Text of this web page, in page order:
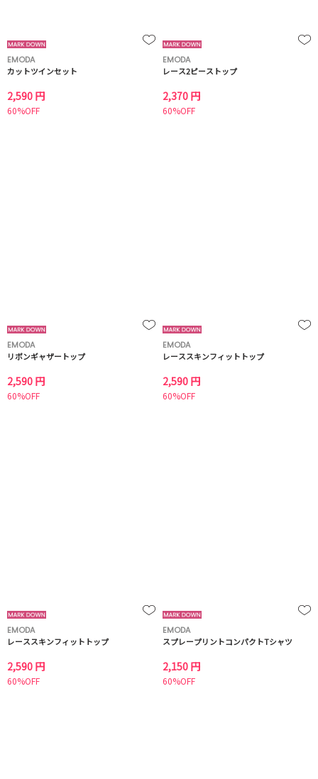
EMODA
カットツインセット
2,590 円
60%OFF
EMODA
レース2ピーストップ
2,370 円
60%OFF
EMODA
リボンギャザートップ
2,590 円
60%OFF
EMODA
レーススキンフィットトップ
2,590 円
60%OFF
EMODA
レーススキンフィットトップ
2,590 円
60%OFF
EMODA
スプレープリントコンパクトTシャツ
2,150 円
60%OFF